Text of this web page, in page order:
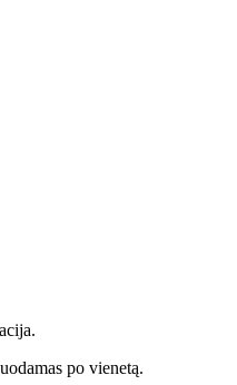
po vienetą.